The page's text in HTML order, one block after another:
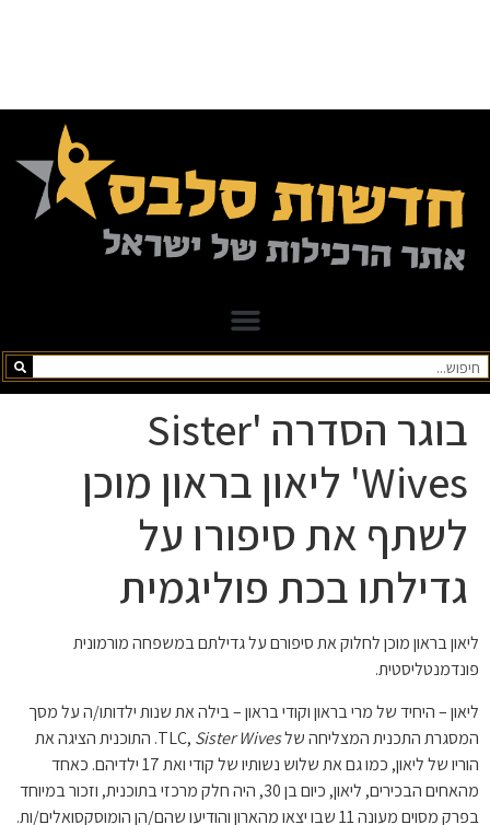
בוגר הסדרה 'Sister
Wives' ליאון בראון מוכן
לשתף את סיפורו על
גדילתו בכת פוליגמית
ליאון בראון מוכן לחלוק את סיפורם על גדילתם במשפחה מורמונית
פונדמנטליסטית.
ליאון – היחיד של מרי בראון וקודי בראון – בילה את שנות ילדותו/ה על מסך
המסגרת התכנית המצליחה של TLC,Sister Wives
. התוכנית הציגה את
הוריו של ליאון, כמו גם את שלוש נשותיו של קודי ואת 17 ילדיהם. כאחד
מהאחים הבכירים, ליאון, כיום בן 30, היה חלק מרכזי בתוכנית, וזכור במיוחד
בפרק מסוים מעונה 11 שבו יצאו מהארון והודיעו שהם/הן הומוסקסואלים/ות.